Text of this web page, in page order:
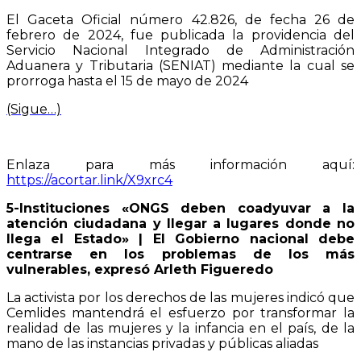
El Gaceta Oficial número 42.826, de fecha 26 de
febrero de 2024, fue publicada la providencia del
Servicio Nacional Integrado de Administración
Aduanera y Tributaria (SENIAT) mediante la cual se
prorroga hasta el 15 de mayo de 2024
(Sigue…)
Enlaza para más información aquí:
https://acortar.link/X9xrc4
5-Instituciones «ONGS deben coadyuvar a la
atención ciudadana y llegar a lugares donde no
llega el Estado» | El Gobierno nacional debe
centrarse en los problemas de los más
vulnerables, expresó Arleth Figueredo
La activista por los derechos de las mujeres indicó que
Cemlides mantendrá el esfuerzo por transformar la
realidad de las mujeres y la infancia en el país, de la
mano de las instancias privadas y públicas aliadas